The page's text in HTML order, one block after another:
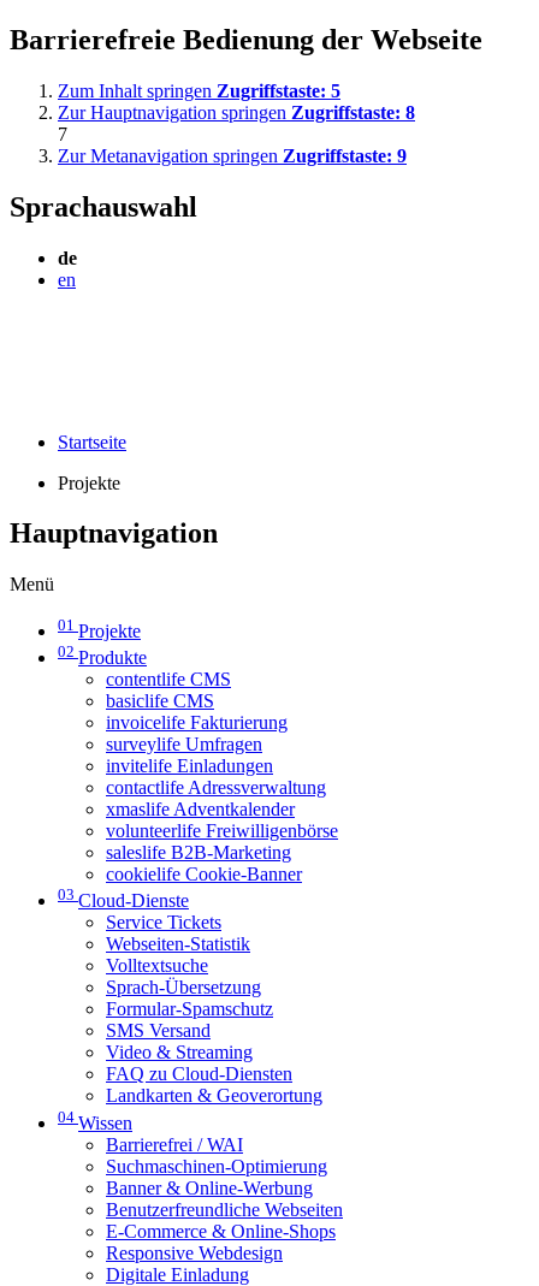
Barrierefreie Bedienung der Webseite
Zum Inhalt springen Zugriffstaste: 5
Zur Hauptnavigation springen Zugriffstaste: 8
7
Zur Metanavigation springen Zugriffstaste: 9
Sprachauswahl
de
en
Startseite
Projekte
Hauptnavigation
Menü
01 Projekte
02 Produkte
contentlife CMS
basiclife CMS
invoicelife Fakturierung
surveylife Umfragen
invitelife Einladungen
contactlife Adressverwaltung
xmaslife Adventkalender
volunteerlife Freiwilligenbörse
saleslife B2B-Marketing
cookielife Cookie-Banner
03 Cloud-Dienste
Service Tickets
Webseiten-Statistik
Volltextsuche
Sprach-Übersetzung
Formular-Spamschutz
SMS Versand
Video & Streaming
FAQ zu Cloud-Diensten
Landkarten & Geoverortung
04 Wissen
Barrierefrei / WAI
Suchmaschinen-Optimierung
Banner & Online-Werbung
Benutzerfreundliche Webseiten
E-Commerce & Online-Shops
Responsive Webdesign
Digitale Einladung